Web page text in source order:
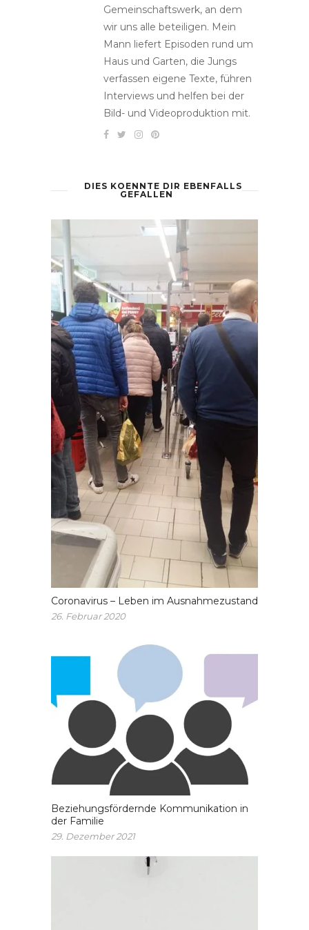
Gemeinschaftswerk, an dem
wir uns alle beteiligen. Mein
Mann liefert Episoden rund um
Haus und Garten, die Jungs
verfassen eigene Texte, führen
Interviews und helfen bei der
Bild- und Videoproduktion mit.
DIES KOENNTE DIR EBENFALLS
GEFALLEN
Coronavirus – Leben im Ausnahmezustand
26. Februar 2020
Beziehungsfördernde Kommunikation in
der Familie
29. Dezember 2021